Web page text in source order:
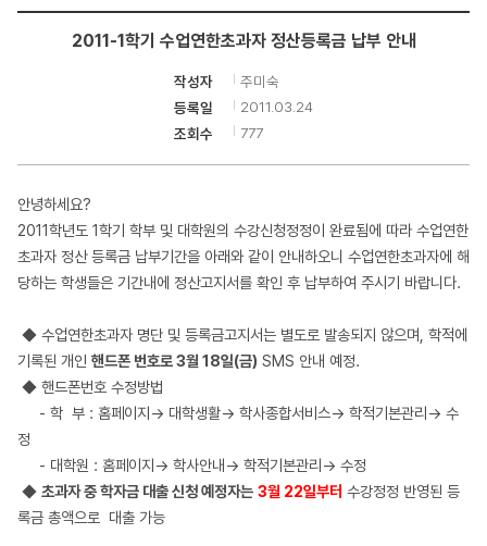
학
2011-1학기 수업연한초과자 정산등록금 납부 안내
작성자
주미숙
등록일
2011.03.24
조회수
777
안녕하세요?
2011학년도 1학기 학부 및 대학원의 수강신청정정이 완료됨에 따라 수업연한
초과자 정산 등록금 납부기간을 아래와 같이 안내하오니 수업연한초과자에 해
당하는 학생들은 기간내에 정산고지서를 확인 후 납부하여 주시기 바랍니다.
◆ 수업연한초과자 명단 및 등록금고지서는 별도로 발송되지 않으며, 학적에
기록된 개인 핸드폰 번호로3월 18일(금) SMS 안내 예정.
◆ 핸드폰번호 수정방법
- 학 부 : 홈페이지→ 대학생활→ 학사종합서비스→ 학적기본관리→ 수
정
- 대학원 : 홈페이지→ 학사안내→ 학적기본관리→ 수정
◆ 초과자 중 학자금 대출 신청 예정자는 3월 22일부터 수강정정 반영된 등
록금 총액으로 대출 가능